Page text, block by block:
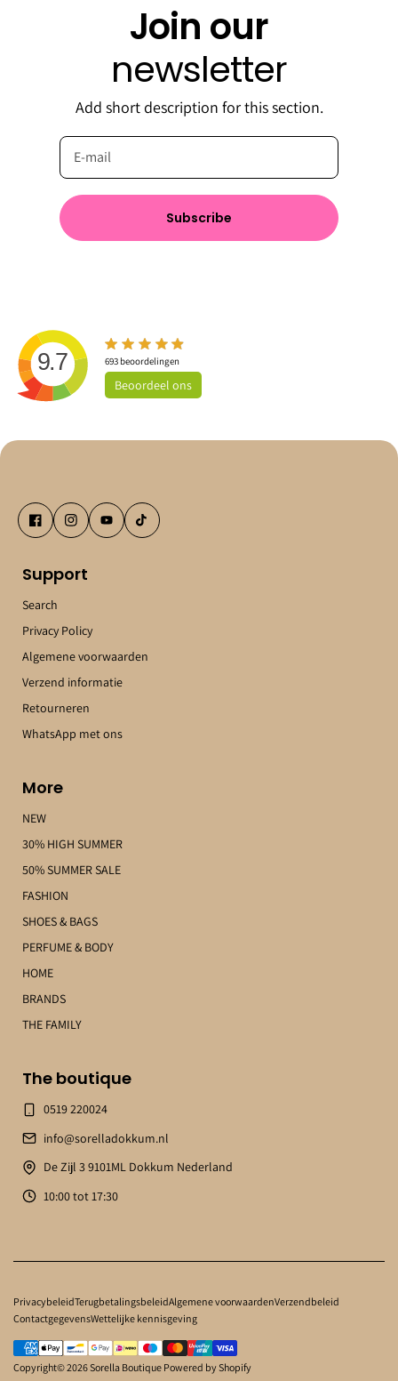
Join our
newsletter
Add short description for this section.
Subscribe
9.7 693beoordelingen
Beoordeel ons
Support
Search
Privacy Policy
Algemene voorwaarden
Verzend informatie
Retourneren
WhatsApp met ons
More
NEW
30% HIGH SUMMER
50% SUMMER SALE
FASHION
SHOES & BAGS
PERFUME & BODY
HOME
BRANDS
THE FAMILY
The boutique
0519 220024
info@sorelladokkum.nl
De Zijl 3 9101ML Dokkum Nederland
10:00 tot 17:30
PrivacybeleidTerugbetalingsbeleidAlgemene voorwaardenVerzendbeleid
ContactgegevensWettelijke kennisgeving
Copyright© 2026Sorella Boutique Powered by Shopify